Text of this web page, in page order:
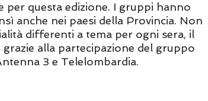
per questa edizione. I gruppi hanno
anche nei paesi della Provincia. Non
differenti a tema per ogni sera, il
alla partecipazione del gruppo
3 e Telelombardia.